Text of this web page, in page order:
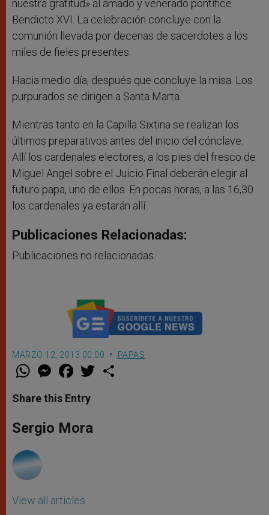
nuestra gratitud» al amado y venerado pontífice
Bendicto XVI. La celebración concluye con la
comunión llevada por decenas de sacerdotes a los
miles de fieles presentes.
Hacia medio día, después que concluye la misa. Los
purpurados se dirigen a Santa Marta.
Mientras tanto en la Capilla Sixtina se realizan los
últimos preparativos antes del inicio del cónclave.
Allí los cardenales electores, a los pies del fresco de
Miguel Angel sobre el Juicio Final deberán elegir al
futuro papa, uno de ellos. En pocas horas, a las 16,30
los cardenales ya estarán allí.
Publicaciones Relacionadas:
Publicaciones no relacionadas.
MARZO 12, 2013 00:00 PAPAS
W
t
s
p
p
M
e
s
e
g
e
F
a
e
b
o
k
w
Share this Entry
Sergio Mora
View all articles